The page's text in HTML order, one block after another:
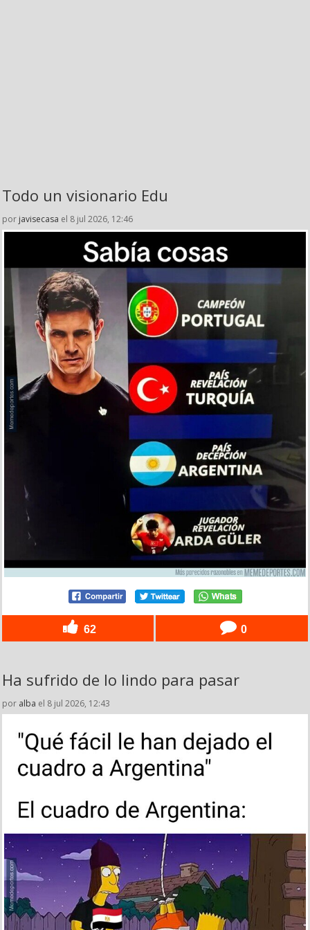
Todo un visionario Edu
por javisecasa el 8 jul 2026, 12:46
62 0
Ha sufrido de lo lindo para pasar
por alba el 8 jul 2026, 12:43